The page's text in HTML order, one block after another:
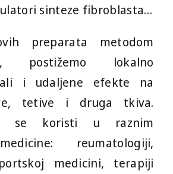
sinteze fibroblasta…
preparata metodom
postižemo lokalno
ali i udaljene efekte na
tetive i druga tkiva.
se koristi u raznim
reumatologiji,
medicini, terapiji